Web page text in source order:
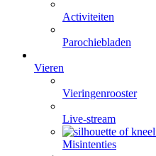
Activiteiten
Parochiebladen
Vieren
Vieringenrooster
Live-stream
Misintenties